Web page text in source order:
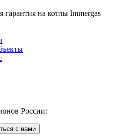
гарантия на котлы Immergas
России:
с нами